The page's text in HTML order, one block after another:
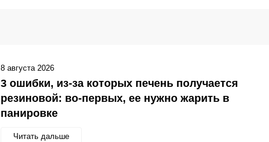
3 ошибки, из-за которых печень получается
резиновой: во-первых, ее нужно жарить в
панировке
Читать дальше
8 августа 2026